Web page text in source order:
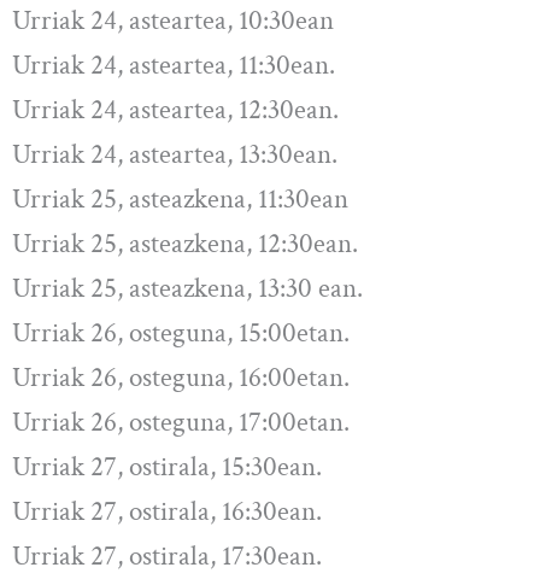
Urriak 24, asteartea, 10:30ean
Urriak 24, asteartea, 11:30ean.
Urriak 24, asteartea, 12:30ean.
Urriak 24, asteartea, 13:30ean.
Urriak 25, asteazkena, 11:30ean
Urriak 25, asteazkena, 12:30ean.
Urriak 25, asteazkena, 13:30 ean.
Urriak 26, osteguna, 15:00etan.
Urriak 26, osteguna, 16:00etan.
Urriak 26, osteguna, 17:00etan.
Urriak 27, ostirala, 15:30ean.
Urriak 27, ostirala, 16:30ean.
Urriak 27, ostirala, 17:30ean.